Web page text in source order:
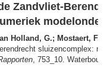
Zandvliet-
Holland, G.; Mostaert, F.
sluizencomplex:
, 753_10.